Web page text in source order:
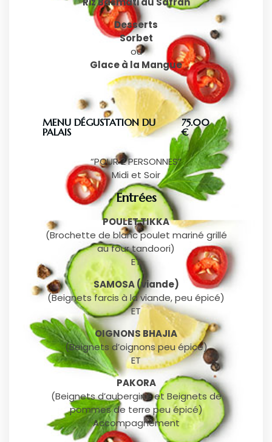
Desserts
Sorbet
ou
Glace à la Mangue
MENU DÉGUSTATION DU
PALAIS
75.00
€
“POUR 2 PERSONNES”
Midi et Soir
Entrées
POULET TIKKA
(Brochette de blanc poulet mariné grillé
au four tandoori)
ET
SAMOSA (viande)
(Beignets farcis à la viande, peu épicé)
ET
OIGNONS BHAJIA
(Beignets d’oignons peu épicé)
ET
PAKORA
(Beignets d’aubergine et Beignets de
pommes de terre peu épicé)
Accompagnement